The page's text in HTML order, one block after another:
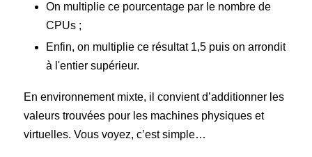
On multiplie ce pourcentage par le nombre de
CPUs ;
Enfin, on multiplie ce résultat 1,5 puis on arrondit
à l'entier supérieur.
En environnement mixte, il convient d’additionner les
valeurs trouvées pour les machines physiques et
virtuelles. Vous voyez, c’est simple…